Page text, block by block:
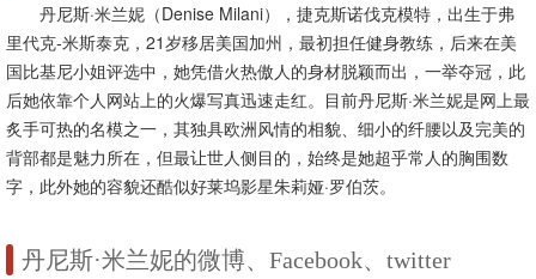
丹尼斯·米兰妮（Denise Milani），捷克斯诺伐克模特，出生于弗
里代克-米斯泰克，21岁移居美国加州，最初担任健身教练，后来在美
国比基尼小姐评选中，她凭借火热傲人的身材脱颖而出，一举夺冠，此
后她依靠个人网站上的火爆写真迅速走红。目前丹尼斯·米兰妮是网上最
炙手可热的名模之一，其独具欧洲风情的相貌、细小的纤腰以及完美的
背部都是魅力所在，但最让世人侧目的，始终是她超乎常人的胸围数
字，此外她的容貌还酷似好莱坞影星朱莉娅·罗伯茨。
丹尼斯·米兰妮的微博、Facebook、twitter